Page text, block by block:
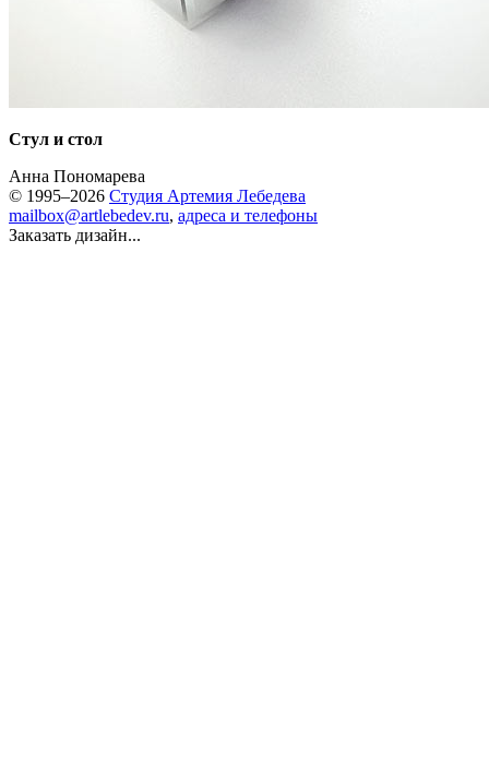
Стул и стол
Анна Пономарева
© 1995–2026 Студия Артемия Лебедева
mailbox@artlebedev.ru, адреса и телефоны
Заказать дизайн...